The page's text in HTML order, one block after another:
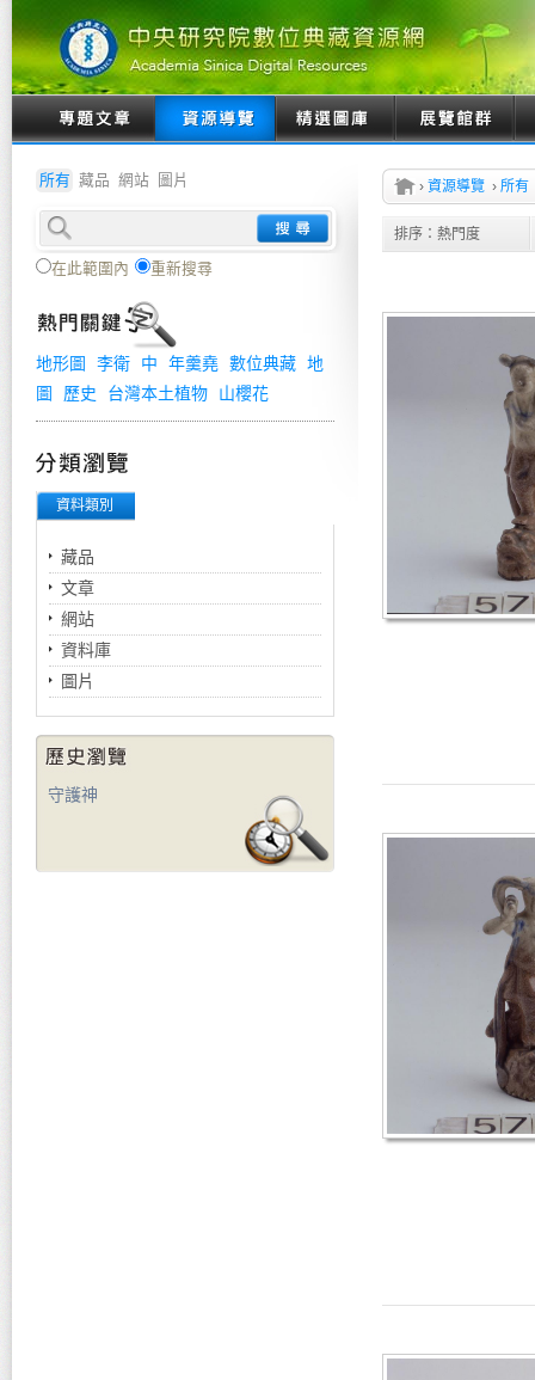
所有 藏品 網站 圖片
在此範圍內 重新搜尋
地形圖 李衛 中 年羹堯 數位典藏 地
圖
歷史 台灣本土植物 山櫻花
資料類別
藏品
文章
網站
資料庫
圖片
守護神
› 資源導覽 › 所有
排序： 熱門度